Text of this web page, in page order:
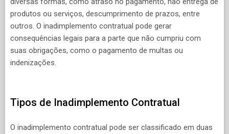
produtos ou serviços, descumprimento de prazos, entre
outros. O inadimplemento contratual pode gerar
consequências legais para a parte que não cumpriu com
suas obrigações, como o pagamento de multas ou
indenizações.
Tipos de Inadimplemento Contratual
O inadimplemento contratual pode ser classificado em duas